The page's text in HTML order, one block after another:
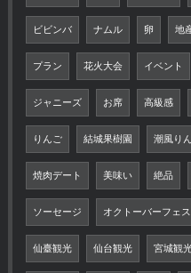
ビビンバ ナムル 卵 地
プラン 花火大会 イベント
ジャニーズ お席 高級感
りんご 結城果樹園 潮風り
焼肉デート 美味い 絶品
ソーセージ オクトーバーフェス
仙臺観光 仙台観光 宮城観